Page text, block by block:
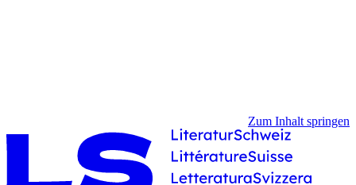
Zum Inhalt springen